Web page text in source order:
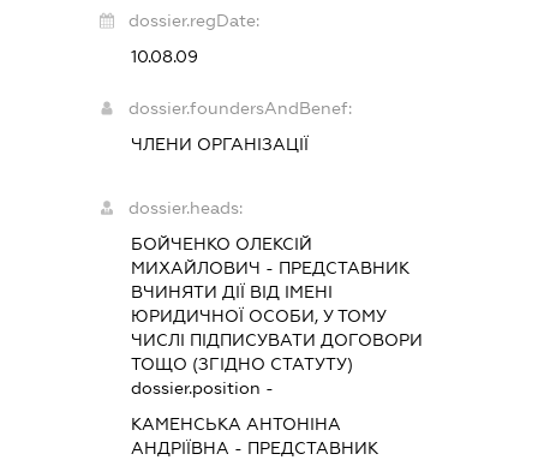
dossier.regDate:
10.08.09
dossier.foundersAndBenef:
ЧЛЕНИ ОРГАНІЗАЦІЇ
dossier.heads:
БОЙЧЕНКО ОЛЕКСІЙ
МИХАЙЛОВИЧ - ПРЕДСТАВНИК
ВЧИНЯТИ ДІЇ ВІД ІМЕНІ
ЮРИДИЧНОЇ ОСОБИ, У ТОМУ
ЧИСЛІ ПІДПИСУВАТИ ДОГОВОРИ
ТОЩО (ЗГІДНО СТАТУТУ)
dossier.position -
КАМЕНСЬКА АНТОНІНА
АНДРІЇВНА - ПРЕДСТАВНИК